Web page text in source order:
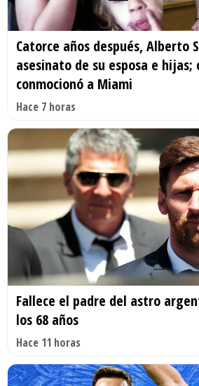
Catorce años después, Alberto
asesinato de su esposa e hijas;
conmocionó a Miami
Hace 7 horas
Fallece el padre del astro
los 68 años
Hace 11 horas